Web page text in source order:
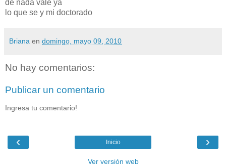
de nada vale ya
lo que se y mi doctorado
Briana en domingo, mayo 09, 2010
No hay comentarios:
Publicar un comentario
Ingresa tu comentario!
‹ ›
Inicio
Ver versión web